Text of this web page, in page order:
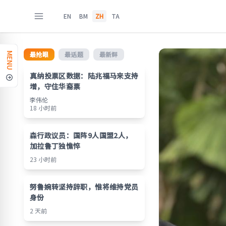
EN BM ZH TA
MENU 最抢眼 最话题 最新鲜
真纳投票区数据：陆兆福马来支持
增，守住华裔票
李伟伦
18 小时前
森行政议员：国阵9人国盟2人，
加拉鲁丁独憔悴
23 小时前
努鲁婉转坚持辞职，惟将维持党员
身份
2 天前